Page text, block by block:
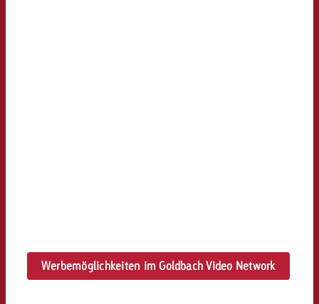
Werbemöglichkeiten im Goldbach Video Network